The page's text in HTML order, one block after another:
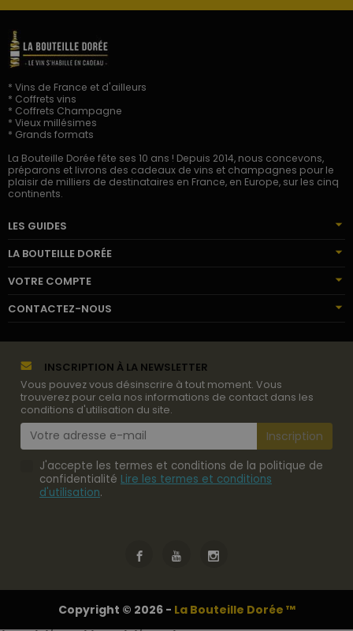
* Vins de France et d'ailleurs
* Coffrets vins
* Coffrets Champagne
* Vieux millésimes
* Grands formats
La Bouteille Dorée fête ses 10 ans ! Depuis 2014, nous concevons,
préparons et livrons des cadeaux de vins et champagnes pour le
plaisir de milliers de destinataires en France, en Europe, sur les cinq
continents.
LES GUIDES
LA BOUTEILLE DORÉE
VOTRE COMPTE
CONTACTEZ-NOUS
INSCRIPTION À LA NEWSLETTER
Vous pouvez vous désinscrire à tout moment. Vous
trouverez pour cela nos informations de contact dans les
conditions d'utilisation du site.
J'accepte les termes et conditions de la politique de
confidentialité Lire les termes et conditions
d'utilisation.
Copyright © 2026 - La Bouteille Dorée ™